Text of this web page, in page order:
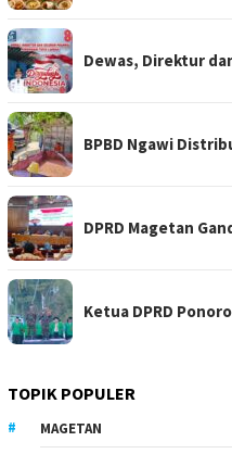
Dewas, Direktur
BPBD Ngawi
DPRD Magetan
Ketua DPRD
TOPIK POPULER
MAGETAN